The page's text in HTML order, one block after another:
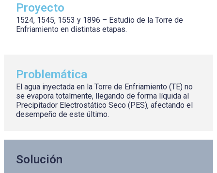
Proyecto
1524, 1545, 1553 y 1896 – Estudio de la Torre de
Enfriamiento en distintas etapas.
Problemática
El agua inyectada en la Torre de Enfriamiento (TE) no
se evapora totalmente, llegando de forma líquida al
Precipitador Electrostático Seco (PES), afectando el
desempeño de este último.
Solución